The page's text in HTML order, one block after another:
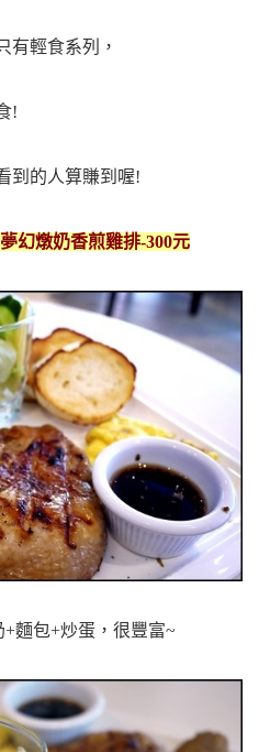
有輕食系列，
!
到的人算賺到喔!
夢幻燉奶香煎雞排-300元
+麵包+炒蛋 ，很豐富~